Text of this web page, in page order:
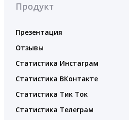
Продукт
Презентация
Отзывы
Статистика Инстаграм
Статистика ВКонтакте
Статистика Тик Ток
Статистика Телеграм